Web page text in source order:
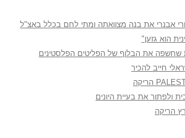
אבנרי את בנה מצוואתה ומתי לחם בכלל באצ"ל
הוא גזען"
שחשפה את הבלוף של הפליטים הפלסטינים
חייב להכיר
ולפתור את בעיית היונים
הריקה